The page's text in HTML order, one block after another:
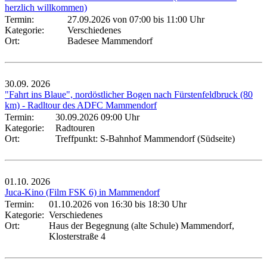
herzlich willkommen)
Termin:
27.09.2026 von 07:00 bis 11:00 Uhr
Kategorie:
Verschiedenes
Ort:
Badesee Mammendorf
30.09. 2026
"Fahrt ins Blaue", nordöstlicher Bogen nach Fürstenfeldbruck (80
km) - Radltour des ADFC Mammendorf
Termin:
30.09.2026 09:00 Uhr
Kategorie:
Radtouren
Ort:
Treffpunkt: S-Bahnhof Mammendorf (Südseite)
01.10. 2026
Juca-Kino (Film FSK 6) in Mammendorf
Termin:
01.10.2026 von 16:30 bis 18:30 Uhr
Kategorie: Verschiedenes
Ort:
Haus der Begegnung (alte Schule) Mammendorf,
Klosterstraße 4